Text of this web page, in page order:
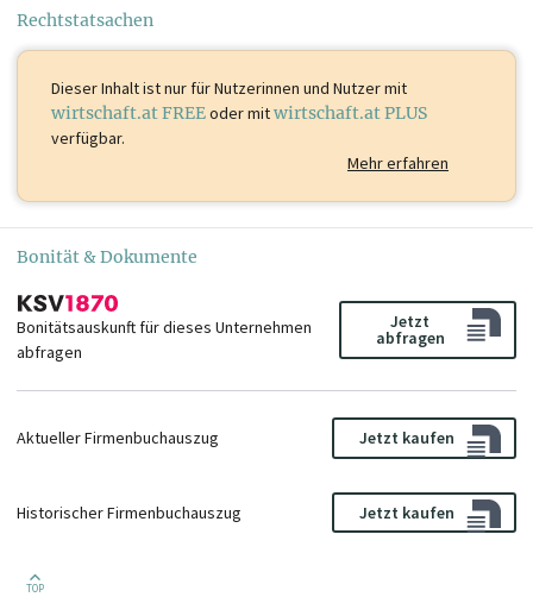
Rechtstatsachen
Dieser Inhalt istnur für Nutzerinnen und Nutzer mit
wirtschaft.at FREEoder mitwirtschaft.at PLUS
verfügbar.
Mehr erfahren
Bonität & Dokumente
Bonitätsauskunft für dieses Unternehmen
abfragen
Jetzt
abfragen
Aktueller Firmenbuchauszug Jetzt kaufen
Historischer Firmenbuchauszug Jetzt kaufen
TOP